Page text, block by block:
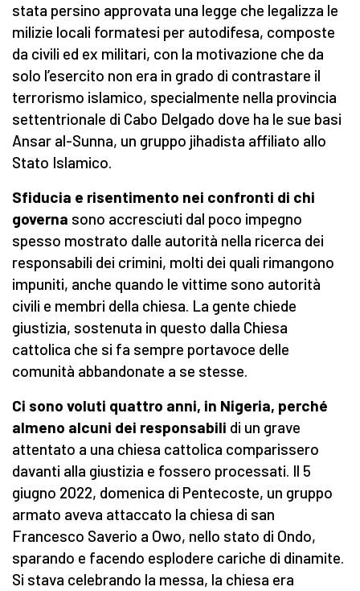
stata persino approvata una legge che legalizza le
milizie locali formatesi per autodifesa, composte
da civili ed ex militari, con la motivazione che da
solo l’esercito non era in grado di contrastare il
terrorismo islamico, specialmente nella provincia
settentrionale di Cabo Delgado dove ha le sue basi
Ansar al-Sunna, un gruppo jihadista affiliato allo
Stato Islamico.
Sfiducia e risentimento nei confronti di chi
governa sono accresciuti dal poco impegno
spesso mostrato dalle autorità nella ricerca dei
responsabili dei crimini, molti dei quali rimangono
impuniti, anche quando le vittime sono autorità
civili e membri della chiesa. La gente chiede
giustizia, sostenuta in questo dalla Chiesa
cattolica che si fa sempre portavoce delle
comunità abbandonate a se stesse.
Ci sono voluti quattro anni, in Nigeria, perché
almeno alcuni dei responsabili di un grave
attentato a una chiesa cattolica comparissero
davanti alla giustizia e fossero processati. Il 5
giugno 2022, domenica di Pentecoste, un gruppo
armato aveva attaccato la chiesa di san
Francesco Saverio a Owo, nello stato di Ondo,
sparando e facendo esplodere cariche di dinamite.
Si stava celebrando la messa, la chiesa era